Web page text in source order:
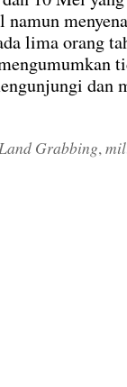
lima orang
dan
Grabbing,